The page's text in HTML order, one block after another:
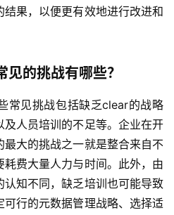
果，以便更有效地进行改进和
的挑战有哪些？
常见挑战包括缺乏clear的战略
人员培训的不足等。企业在开
大的挑战之一就是整合来自不
费大量人力与时间。此外，由
知不同，缺乏培训也可能导致
行的元数据管理战略、选择适